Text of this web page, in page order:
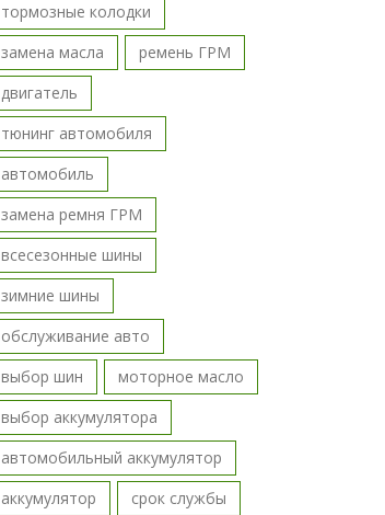
тормозные колодки
замена масла
ремень ГРМ
двигатель
тюнинг автомобиля
автомобиль
замена ремня ГРМ
всесезонные шины
зимние шины
обслуживание авто
выбор шин
моторное масло
выбор аккумулятора
автомобильный аккумулятор
аккумулятор
срок службы